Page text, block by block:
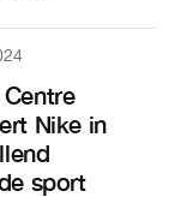
Nike in
sport